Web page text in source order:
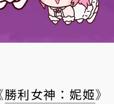
勝利女神：妮姬》